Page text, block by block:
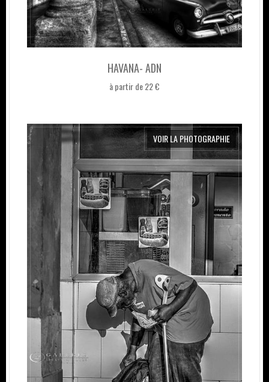
HAVANA- ADN
à partir de 22 €
VOIR LA PHOTOGRAPHIE